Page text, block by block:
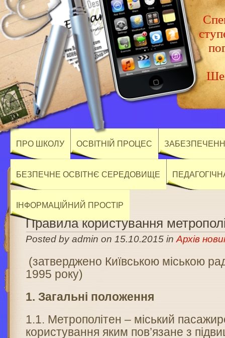
ПРО ШКОЛУ ОСВІТНІЙ ПРОЦЕС
БЕЗПЕЧНЕ ОСВІТНЄ СЕРЕДОВИЩЕ
ІНФОРМАЦІЙНИЙ ПРОСТІР
Правила користування
Posted by admin on 15.10.2015 inАрхів
(затверджено Київською міською
1995 року)
1. Загальні положення
1.1. Метрополітен – міський
користування яким пов’язане з